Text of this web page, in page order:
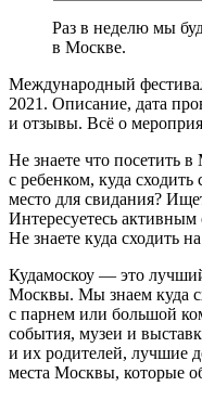
Раз в неделю мы
в Москве.
Международный
2021. Описание, дата
и отзывы. Всё о
Не знаете что посетить
с ребенком, куда
место для свидания?
Интересуетесь
Не знаете куда сходить
Кудамоскоу — это
Москвы. Мы знаем куда
с парнем или большой
события, музеи и
и их родителей, лучшие
места Москвы, которые